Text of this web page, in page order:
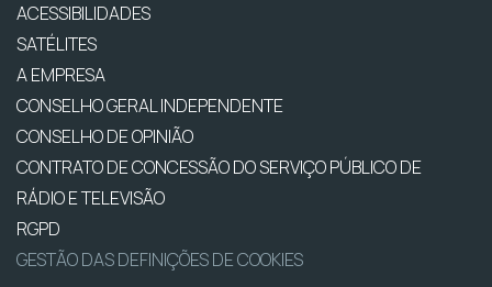
ACESSIBILIDADES
SATÉLITES
A EMPRESA
CONSELHO GERAL INDEPENDENTE
CONSELHO DE OPINIÃO
CONTRATO DE CONCESSÃO DO SERVIÇO PÚBLICO DE
RÁDIO E TELEVISÃO
RGPD
GESTÃO DAS DEFINIÇÕES DE COOKIES